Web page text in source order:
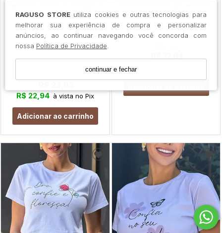
RAGUSO STOREutiliza cookies e outras tecnologias para
melhorar sua experiência de compra e personalizar
anúncios, ao continuar navegando você concorda com
nossa Política de Privacidade.
continuar e fechar
leão venceu DTF - Neve
P M G GG G1
G2
R$ 22,94 à vista no Pix
Adicionar ao carrinho
Neve
G2
R$ 17,84
R$ 17,30